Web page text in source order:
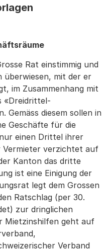
Rat einstimmig und
überwiesen, mit der er
im Zusammenhang mit
«Dreidrittel-
Gemäss diesem sollen in
Geschäfte für die
einen Drittel ihrer
Vermieter verzichtet auf
Kanton das dritte
ist eine Einigung der
legt dem Grossen
Ratschlag (per 30.
zur dringlichen
Mietzinshilfen geht auf
Verband